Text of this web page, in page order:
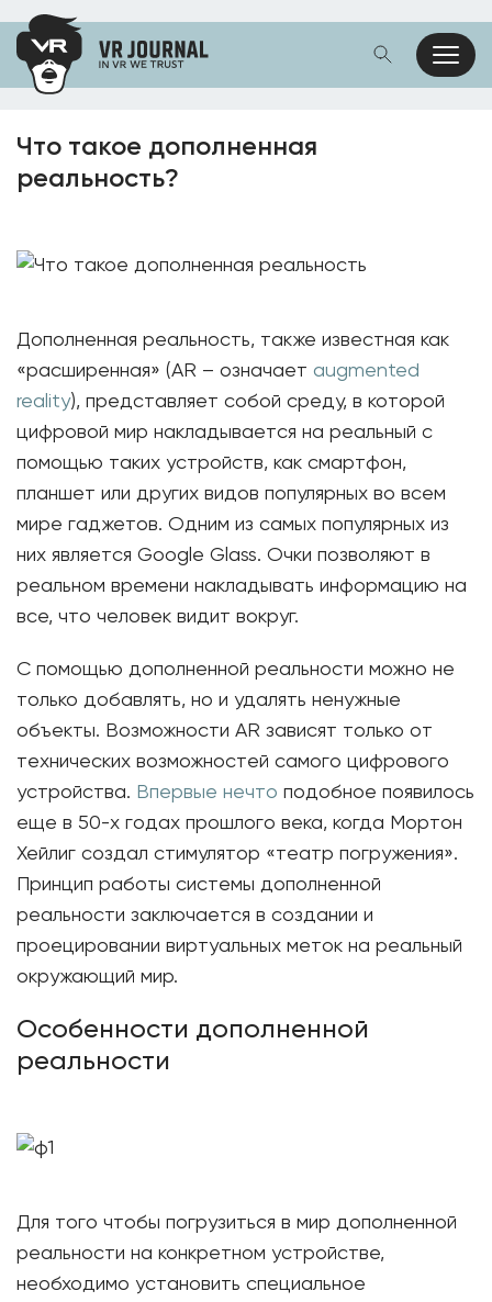
Что такое дополненная
реальность?
Дополненная реальность, также известная как
«расширенная» (AR – означает augmented
reality), представляет собой среду, в которой
цифровой мир накладывается на реальный с
помощью таких устройств, как смартфон,
планшет или других видов популярных во всем
мире гаджетов. Одним из самых популярных из
них является Google Glass. Очки позволяют в
реальном времени накладывать информацию на
все, что человек видит вокруг.
С помощью дополненной реальности можно не
только добавлять, но и удалять ненужные
объекты. Возможности AR зависят только от
технических возможностей самого цифрового
устройства. Впервые нечто подобное появилось
еще в 50-х годах прошлого века, когда Мортон
Хейлиг создал стимулятор «театр погружения».
Принцип работы системы дополненной
реальности заключается в создании и
проецировании виртуальных меток на реальный
окружающий мир.
Особенности дополненной
реальности
Для того чтобы погрузиться в мир дополненной
реальности на конкретном устройстве,
необходимо установить специальное